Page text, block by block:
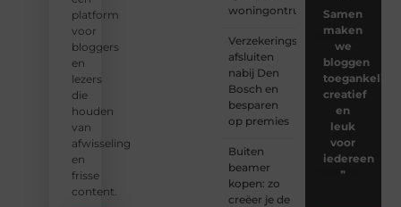
platform
voor
bloggers
en
lezers
die
houden
van
afwisseling
en
frisse
content.
woningontruiming?
Verzekeringspakket
afsluiten
nabij Den
Bosch en
besparen
op premies
Buiten
beamer
kopen: zo
creëer je de
Samen
maken
we
bloggen
toegankelijk,
creatief
en
leuk
voor
iedereen
❞